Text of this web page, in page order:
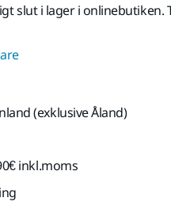
slut i lager i onlinebutiken.
(exklusive Åland)
inkl.moms